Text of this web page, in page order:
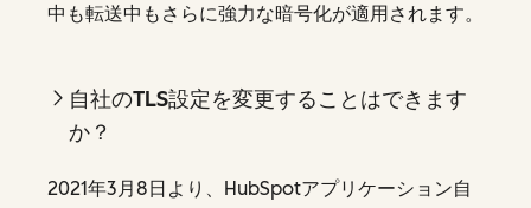
中も転送中もさらに強力な暗号化が適用されます。
自社のTLS設定を変更することはできます
か？
2021年3月8日より、HubSpotアプリケーション自